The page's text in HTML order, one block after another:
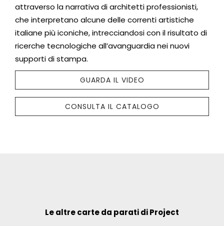
attraverso la narrativa di architetti professionisti,
che interpretano alcune delle correnti artistiche
italiane più iconiche, intrecciandosi con il risultato di
ricerche tecnologiche all’avanguardia nei nuovi
supporti di stampa.
GUARDA IL VIDEO
CONSULTA IL CATALOGO
Le altre carte da parati di Project